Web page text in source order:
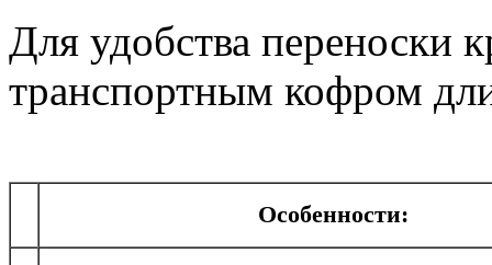
Для удобства переноски
транспортным кофром
Особенности: